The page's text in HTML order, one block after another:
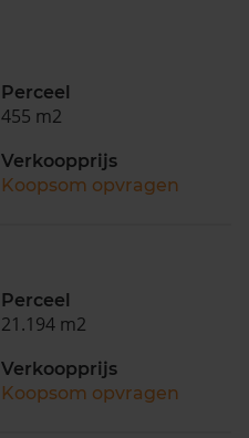
Perceel
455 m2
Verkoopprijs
Koopsom opvragen
Perceel
21.194 m2
Verkoopprijs
Koopsom opvragen